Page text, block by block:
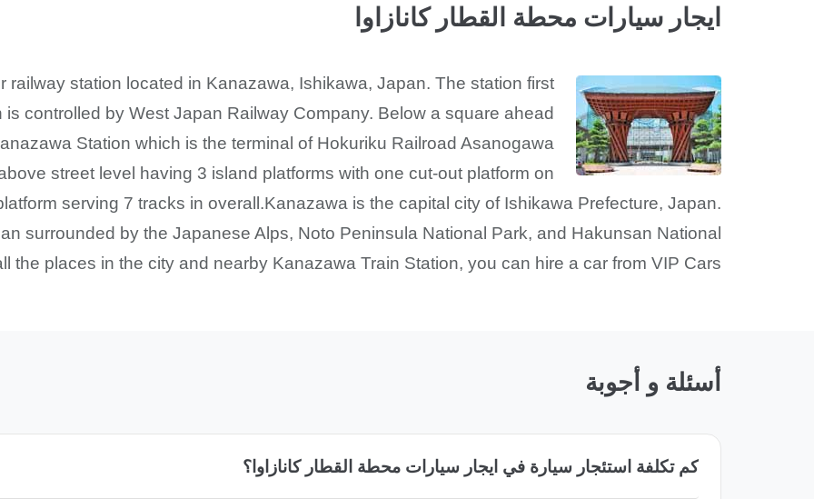
ايجار سيارات محطة القطار كانازاوا
railway station located in Kanazawa, Ishikawa, Japan. The station first
controlled by West Japan Railway Company. Below a square ahead
Station which is the terminal of Hokuriku Railroad Asanogawa
street level having 3 island platforms with one cut-out platform on
serving 7 tracks in overall.Kanazawa is the capital city of Ishikawa Prefecture, Japan.
surrounded by the Japanese Alps, Noto Peninsula National Park, and Hakunsan National
the places in the city and nearby Kanazawa Train Station, you can hire a car from VIP Cars.
أسئلة و أجوبة
كم تكلفة استئجار سيارة في ايجار سيارات محطة القطار كانازاوا؟